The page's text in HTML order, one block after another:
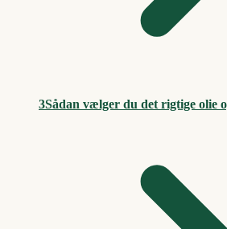
3Sådan vælger du det rigtige olie